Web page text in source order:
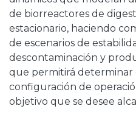
de biorreactores de
estacionario, haciendo
de escenarios de
descontaminación y
que permitirá determinar
configuración de
objetivo que se desee